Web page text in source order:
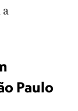
a
Paulo